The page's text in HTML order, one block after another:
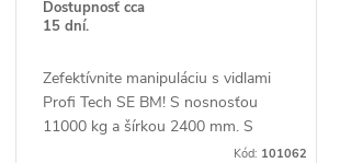
Dostupnosť cca
15 dní.
Zefektívnite manipuláciu s vidlami
Profi Tech SE BM! S nosnosťou
11000 kg a šírkou 2400 mm. S
nastaviteľným rozstupom lyžín sú
Kód: 101062